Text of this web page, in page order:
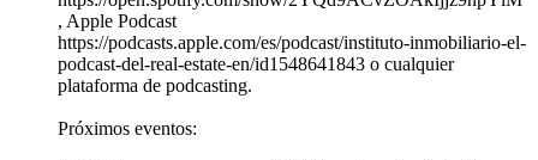
, Apple Podcast
https://podcasts.apple.com/es/podcast/instituto-inmobiliario-el-
podcast-del-real-estate-en/id1548641843 o cualquier
plataforma de podcasting.⁠
Próximos eventos: